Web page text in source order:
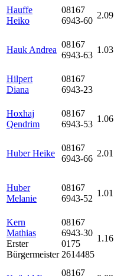
Hauffe
Heiko
08167
6943-60
2.09
Hauk Andrea
08167
6943-63
1.03
Hilpert
Diana
08167
6943-23
Hoxhaj
Qendrim
08167
6943-53
1.06
Huber Heike
08167
6943-66
2.01
Huber
Melanie
08167
6943-52
1.01
Kern
Mathias
Erster
Bürgermeister
08167
6943-30
0175
2614485
1.16
08167